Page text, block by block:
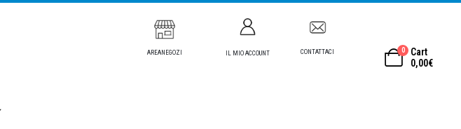
AREANEGOZI IL MIO ACCOUNT CONTATTACI 0
Cart
0,00€